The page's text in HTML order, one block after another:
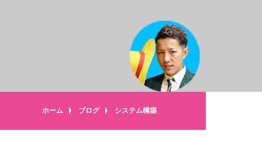
ホーム ブログ システム構築